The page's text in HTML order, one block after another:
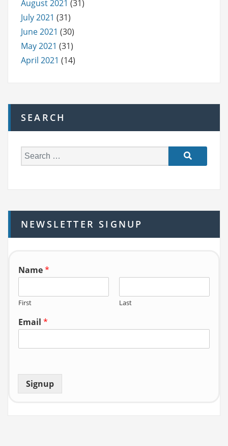
August 2021 (31)
July 2021 (31)
June 2021 (30)
May 2021 (31)
April 2021 (14)
SEARCH
e
h
f
o
NEWSLETTER SIGNUP
Name*
First Last
Email *
Signup